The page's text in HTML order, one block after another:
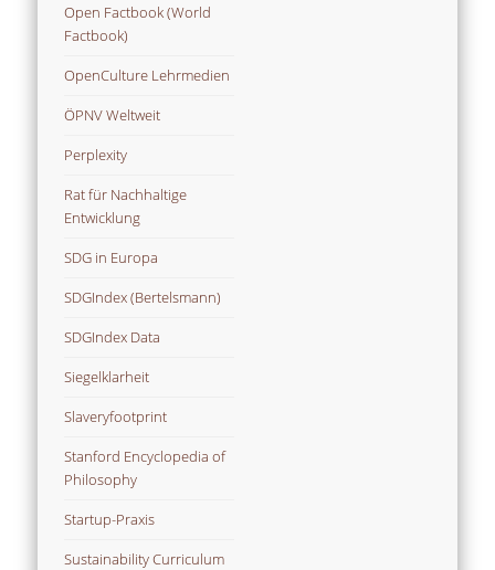
Open Factbook (World
Factbook)
OpenCulture Lehrmedien
ÖPNV Weltweit
Perplexity
Rat für Nachhaltige
Entwicklung
SDG in Europa
SDGIndex (Bertelsmann)
SDGIndex Data
Siegelklarheit
Slaveryfootprint
Stanford Encyclopedia of
Philosophy
Startup-Praxis
Sustainability Curriculum